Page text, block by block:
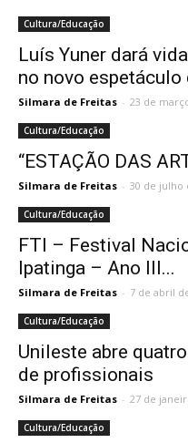
Cultura/Educação
Luís Yuner dará
no novo espetáculo
Silmara de Freitas - 23 de
Cultura/Educação
“ESTAÇÃO DAS
Silmara de Freitas - 30 de julho
Cultura/Educação
FTI – Festival
Ipatinga – Ano III...
Silmara de Freitas - 7 de abril
Cultura/Educação
Unileste abre
de profissionais
Silmara de Freitas - 27 de
Cultura/Educação